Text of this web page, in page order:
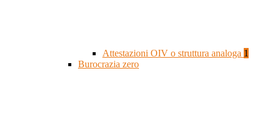
Attestazioni OIV o struttura analoga 1
Burocrazia zero